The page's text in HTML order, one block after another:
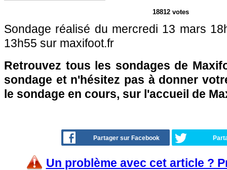
18812 votes
Sondage réalisé du mercredi 13 mars
13h55 sur maxifoot.fr
Retrouvez tous les sondages de
sondage et n'hésitez pas à donner
le sondage en cours, sur l'accueil de
Partager sur Facebook
Un problème avec cet article ?